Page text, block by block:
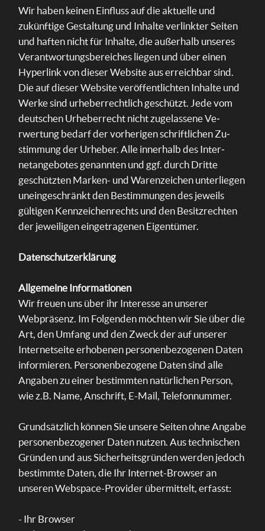
Wir haben keinen Ein­fluss auf die aktuelle und
zukünf­tige Gestal­tung und Inhalte verlinkter Seiten
und haften nicht für Inhalte, die außerhalb unseres
Verant­wortungs­bereiches liegen und über einen
Hyper­link von dieser Web­site aus er­reich­bar sind.
Die auf dieser Web­site ver­öffent­lich­ten In­halte und
Werke sind ur­heber­rechtlich ge­schützt. Jede vom
deutschen Ur­heber­recht nicht zu­gelas­sene Ve­
rwertung be­darf der vorhe­rigen schrift­lichen Zu­
stimmung der Ur­heber. Alle inne­rhalb des Inter­
netan­gebotes genann­ten und ggf. durch Dritte
geschütz­ten Marken- und Waren­zeichen unter­liegen
unein­geschränkt den Bestim­mungen des jeweils
gültigen Kenn­zeichen­rechts und den Besitz­rech­ten
der je­weili­gen einge­trage­nen Eigen­tümer.
Datenschutzerklärung
Allgemeine Informationen
Wir freuen uns über ihr Interesse an unserer
Webpräsenz. Im Folgenden möchten wir Sie über die
Art, den Umfang und den Zweck der auf unserer
Internetseite erhobenen personenbezogenen Daten
informieren. Personenbezogene Daten sind alle
Angaben zu einer bestimmten natürlichen Person,
wie z.B. Name, Anschrift, E-Mail, Telefonnummer.
Grundsätzlich können Sie unsere Seiten ohne Angabe
personenbezogener Daten nutzen. Aus tech­nischen
Gründ­en und aus Sicherheitsgründen werden jedoch
bestimmte Daten, die Ihr Inter­net-Browser an
unseren Web­space-Provider übe­rmittelt, erf­asst:
- Ihr Browser